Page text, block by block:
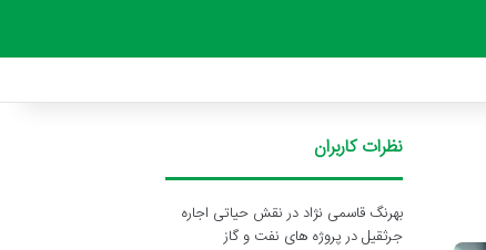
نظرات کاربران
بهرنگ قاسمی نژاد درنقش حیاتی اجاره
جرثقیل در پروژه های نفت و گاز